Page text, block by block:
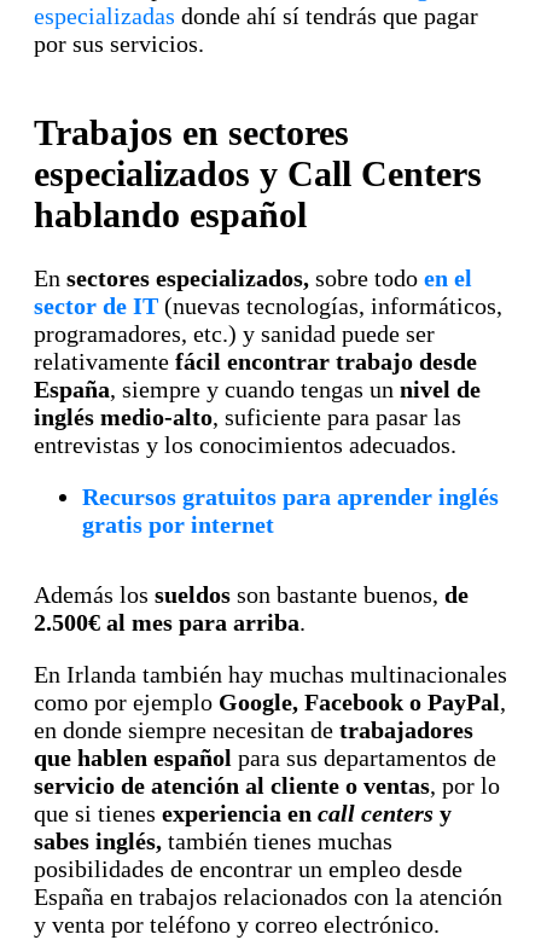
especializadas donde ahí sí tendrás que pagar
por sus servicios.
Trabajos en sectores
especializados y Call Centers
hablando español
En sectores especializados, sobre todo en el
sector de IT (nuevas tecnologías, informáticos,
programadores, etc.) y sanidad puede ser
relativamente fácil encontrar trabajo desde
España, siempre y cuando tengas un nivel de
inglés medio-alto, suficiente para pasar las
entrevistas y los conocimientos adecuados.
Recursos gratuitos para aprender inglés
gratis por internet
Además los sueldos son bastante buenos, de
2.500€ al mes para arriba.
En Irlanda también hay muchas multinacionales
como por ejemplo Google, Facebook o PayPal,
en donde siempre necesitan de trabajadores
que hablen español para sus departamentos de
servicio de atención al cliente o ventas, por lo
que si tienes experiencia en call centers y
sabes inglés, también tienes muchas
posibilidades de encontrar un empleo desde
España en trabajos relacionados con la atención
y venta por teléfono y correo electrónico.